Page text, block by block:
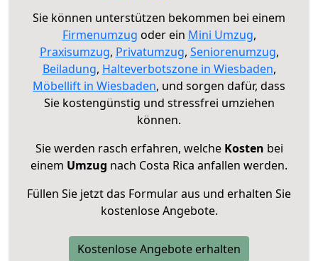
Sie können unterstützen bekommen bei einem
Firmenumzug oder ein Mini Umzug,
Praxisumzug, Privatumzug, Seniorenumzug,
Beiladung, Halteverbotszone in Wiesbaden,
Möbellift in Wiesbaden, und sorgen dafür, dass
Sie kostengünstig und stressfrei umziehen
können.
Sie werden rasch erfahren, welche Kosten bei
einem Umzug nach Costa Rica anfallen werden.
Füllen Sie jetzt das Formular aus und erhalten Sie
kostenlose Angebote.
Kostenlose Angebote erhalten